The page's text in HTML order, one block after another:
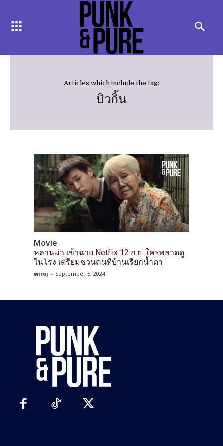
Articles which include the tag:
บิวกิ้น
Movie
หลานม่า เข้าฉาย Netflix 12 ก.ย. ใครพลาดดู
ในโรง เตรียมชวนคนที่บ้านเรียกน้ำตา
wiroj - September 5, 2024